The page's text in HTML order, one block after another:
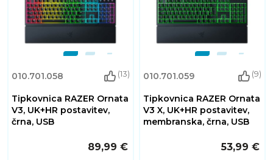
010.701.058 (13)
Tipkovnica RAZER Ornata
V3, UK+HR postavitev,
črna, USB
89,99 €
010.701.059 (9)
Tipkovnica RAZER Ornata
V3 X, UK+HR postavitev,
membranska, črna, USB
53,99 €